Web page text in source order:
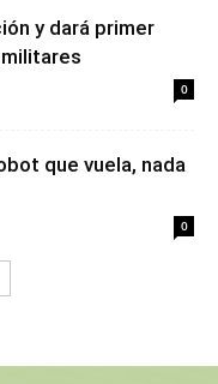
y dará primer
0
que vuela, nada
0